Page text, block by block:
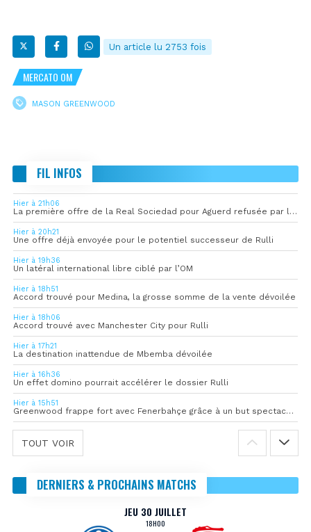
Un article lu 2753 fois
MERCATO OM
MASON GREENWOOD
FIL INFOS
Hier à 21h06
La première offre de la Real Sociedad pour Aguerd refusée par l’OM
Hier à 20h21
Une offre déjà envoyée pour le potentiel successeur de Rulli
Hier à 19h36
Un latéral international libre ciblé par l’OM
Hier à 18h51
Accord trouvé pour Medina, la grosse somme de la vente dévoilée
Hier à 18h06
Accord trouvé avec Manchester City pour Rulli
Hier à 17h21
La destination inattendue de Mbemba dévoilée
Hier à 16h36
Un effet domino pourrait accélérer le dossier Rulli
Hier à 15h51
Greenwood frappe fort avec Fenerbahçe grâce à un but spectaculaire
TOUT VOIR
DERNIERS & PROCHAINS MATCHS
JEU 30 JUILLET
18H00